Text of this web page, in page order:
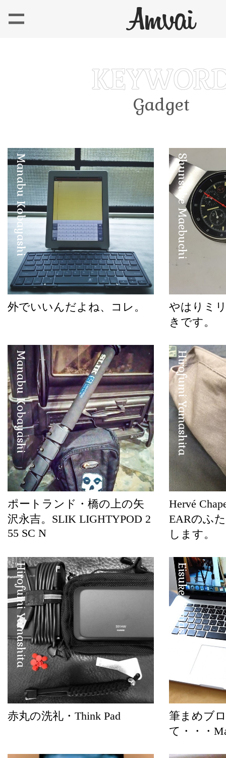
Gadget
Manabu Kobayashi
外でいいんだよね、コレ。
Shunsuke Maebuchi
やはりミ
きです。
Manabu Kobayashi
ポートランド・橋の上の矢
沢永吉。SLIK LIGHTYPOD 2
55 SC N
Hirofumi Yamashita
Hervé
EARのふ
します。
Hirofumi Yamashita
赤丸の洗礼・Think Pad
Eisuke Yamashita
筆まめブ
て・・・